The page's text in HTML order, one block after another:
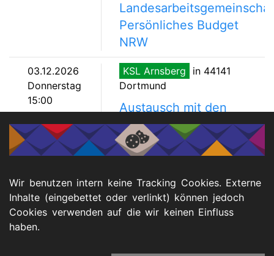
Persönliches Budget
NRW
03.12.2026
Donnerstag
15:00
KSL Arnsberg
in 44141
Dortmund
Austausch mit den
Ombudspersonen nach
dem Wohn- und
Teilhabegesetz im
Regierungsbezirk
Arnsberg
Wir benutzen intern keine Tracking Cookies. Externe
Inhalte (eingebettet oder verlinkt) können jedoch
Cookies verwenden auf die wir keinen Einfluss
haben.